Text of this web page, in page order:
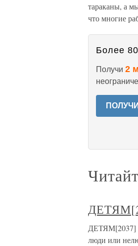
тараканы, а
что многие
Более
Получи 2
ДЕТЯМ[2037]
люди или